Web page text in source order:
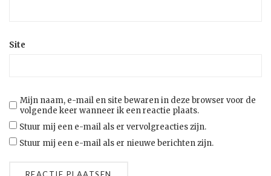
Site
Mijn naam, e-mail en site bewaren in deze browser voor de
volgende keer wanneer ik een reactie plaats.
Stuur mij een e-mail als er vervolgreacties zijn.
Stuur mij een e-mail als er nieuwe berichten zijn.